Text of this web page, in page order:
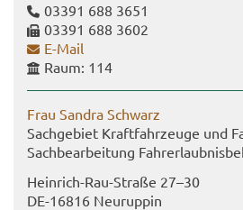
03391 688 3651
03391 688 3602
E-​Mail
Raum: 114
Frau San­dra Schwarz
Sach­ge­biet Kraft­fahr­zeu­ge und
Sach­be­ar­bei­tung
Heinrich-​Rau-Straße 27–30
DE-​16816 Neu­rup­pin